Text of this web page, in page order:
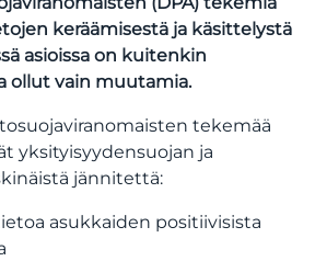
keräämisestä ja käsittelystä
asioissa on kuitenkin
ollut vain muutamia.
tekemää
yksityisyydensuojan ja
jännitettä:
asukkaiden positiivisista